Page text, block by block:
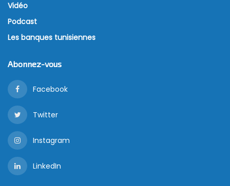
Vidéo
Podcast
Les banques tunisiennes
Abonnez-vous
Facebook
Twitter
Instagram
LinkedIn